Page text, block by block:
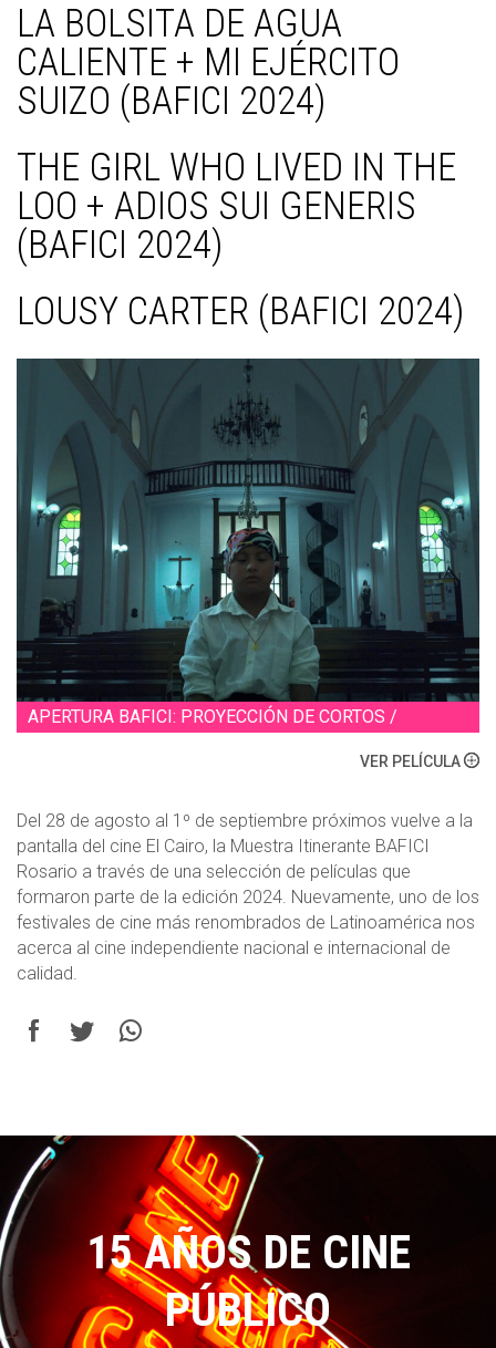
LA BOLSITA DE AGUA
CALIENTE + MI EJÉRCITO
SUIZO (BAFICI 2024)
THE GIRL WHO LIVED IN THE
LOO + ADIOS SUI GENERIS
(BAFICI 2024)
LOUSY CARTER (BAFICI 2024)
APERTURA BAFICI: PROYECCIÓN DE CORTOS /
VER PELÍCULA
Del 28 de agosto al 1º de septiembre próximos vuelve a la
pantalla del cine El Cairo, la Muestra Itinerante BAFICI
Rosario a través de una selección de películas que
formaron parte de la edición 2024. Nuevamente, uno de los
festivales de cine más renombrados de Latinoamérica nos
acerca al cine independiente nacional e internacional de
calidad.
15 AÑOS DE CINE
PÚBLICO